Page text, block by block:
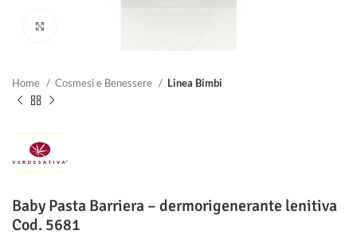
Home Cosmesi e Benessere Linea Bimbi
Baby Pasta Barriera – dermorigenerante lenitiva
Cod. 5681